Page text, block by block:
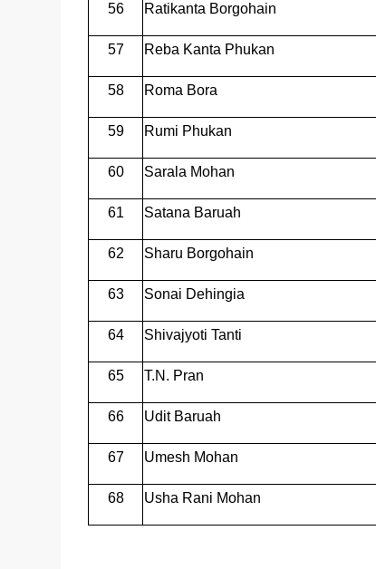
56 Ratikanta Borgohain
57 Reba Kanta Phukan
58 Roma Bora
59 Rumi Phukan
60 Sarala Mohan
61 Satana Baruah
62 Sharu Borgohain
63 Sonai Dehingia
64 Shivajyoti Tanti
65 T.N. Pran
66 Udit Baruah
67 Umesh Mohan
68 Usha Rani Mohan